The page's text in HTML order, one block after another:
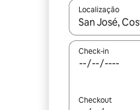
Localização
Quando os
Check-in
Checkout